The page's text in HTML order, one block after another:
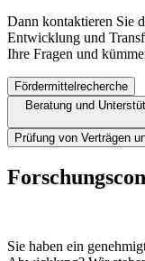
Dann kontaktieren Sie
Entwicklung und
Ihre Fragen und
Fördermittelrecherche
Beratung und
Prüfung von Verträgen
Sie haben ein